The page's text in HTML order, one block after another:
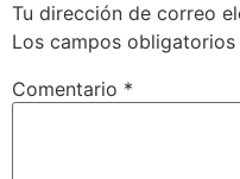
Tu dirección de correo
Los campos
Comentario *